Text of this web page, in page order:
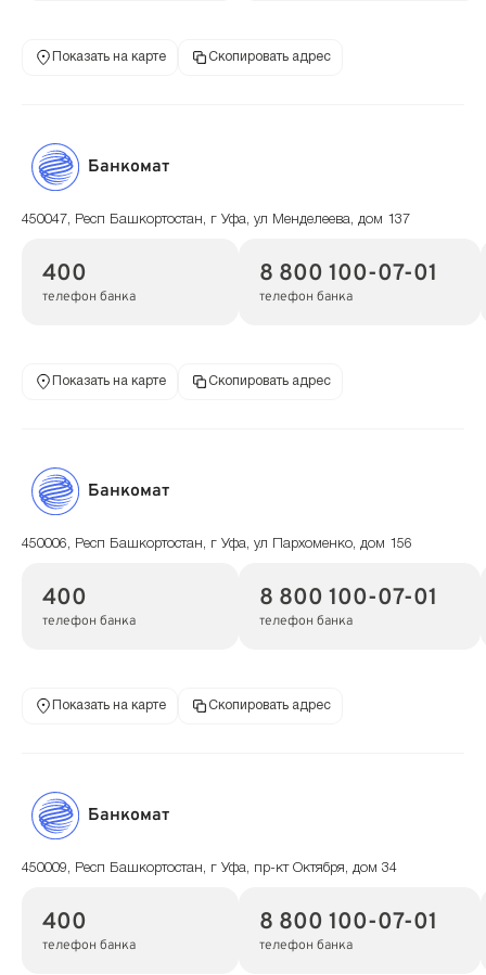
Показать на карте Скопировать адрес
Банкомат
450047, Респ Башкортостан, г Уфа, ул Менделеева, дом 137
400
телефон банка
8 800 100-07-01
телефон банка
Показать на карте Скопировать адрес
Банкомат
450006, Респ Башкортостан, г Уфа, ул Пархоменко, дом 156
400
телефон банка
8 800 100-07-01
телефон банка
Показать на карте Скопировать адрес
Банкомат
450009, Респ Башкортостан, г Уфа, пр-кт Октября, дом 34
400
телефон банка
8 800 100-07-01
телефон банка